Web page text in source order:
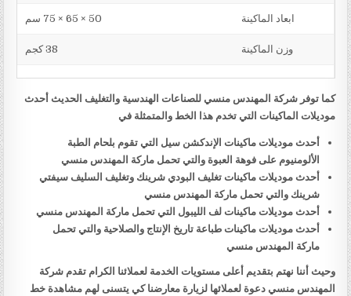
ابعاد الماكينة 50 × 65 × 75 سم
وزن الماكينة 38 كجم
كما توفر شركة المهندس منسي للصناعات الهندسية والتغليف الحديث أحدث
موديلات الماكينات التي تخدم هذا الخط والمتمثلة في
أحدث موديلات ماكينات الإندكشن سيل التي تقوم بلحام الطبة
الألومنيوم على فوهة العبوة والتي تحمل ماركة المهندس منسي
أحدث موديلات ماكينات تغليف البودي شرينك وتغليف السليف سيفتي
شرينك والتي تحمل ماركة المهندس منسي
أحدث موديلات ماكينات لف الليبول التي تحمل ماركة المهندس منسي
أحدث موديلات ماكينات طباعة تاريخ الإنتاج والصلاحية والتي تحمل
ماركة المهندس منسي
وحيث أننا نهتم بتقديم أعلى مستويات الخدمة لعملائنا الكرام تقدم شركة
المهندس منسي دعوة لعملائها لزيارة معارضنا كي يتسنى لهم مشاهدة خط